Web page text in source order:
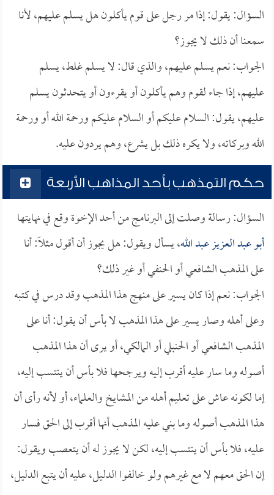
السؤال: يقول: إذا مر رجل على قوم يأكلون هل يسلم عليهم، لأنا
سمعنا أن ذلك لا يجوز؟
الجواب: نعم يسلم عليهم، والذي قال: لا يسلم غلط، يسلم
عليهم، إذا جاء لقوم وهم يأكلون أو يقرءون أو يتحدثون يسلم
عليهم، يقول: السلام عليكم أو السلام عليكم ورحمة الله أو ورحمة
الله وبركاته، ولا يكره ذلك بل يشرع، وهم يردون عليه.
حكم التمذهب بأحد المذاهب الأربعة
السؤال: رسالة وصلت إلى البرنامج من أحد الإخوة وقع في نهايتها
أبو عبد العزيز عبد الله، يسأل ويقول: هل يجوز أن أقول مثلاً: أنا
على المذهب الشافعي أو الحنفي أو غير ذلك؟
الجواب: نعم إذا كان يسير على منهج هذا المذهب وقد درس في كتبه
وعلى أهله وصار يسير على هذا المذهب لا بأس أن يقول: أنا على
المذهب الشافعي أو الحنبلي أو المالكي، أو يرى أن هذا المذهب
أصوله وما سار عليه أقرب إليه ويرجحها فلا بأس أن ينتسب إليه،
إما لكونه عاش على تعليم أهله من المشايخ والعلماء، أو لأنه رأى أن
هذا المذهب أصوله وما بني عليه المذهب أنها أقرب إلى الحق فسار
عليه، فلا بأس أن ينتسب إليه، لكن لا يجوز له أن يتعصب ويقول:
إن الحق معهم لا مع غيرهم ولو خالفوا الدليل، عليه أن يتبع الدليل،